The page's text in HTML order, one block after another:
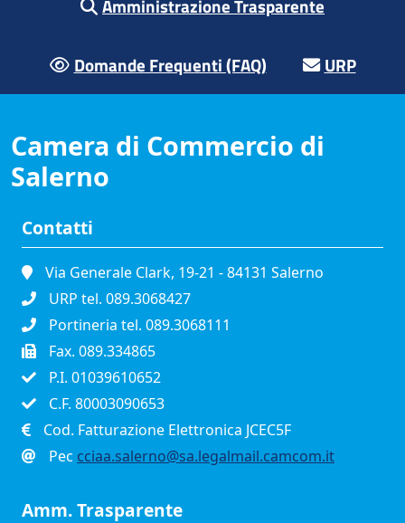
Amministrazione Trasparente
Domande Frequenti (FAQ) URP
Camera di Commercio di
Salerno
Contatti
Via Generale Clark, 19-21 - 84131 Salerno
URP tel. 089.3068427
Portineria tel. 089.3068111
Fax. 089.334865
P.I. 01039610652
C.F. 80003090653
Cod. Fatturazione Elettronica JCEC5F
Pec cciaa.salerno@sa.legalmail.camcom.it
Amm. Trasparente